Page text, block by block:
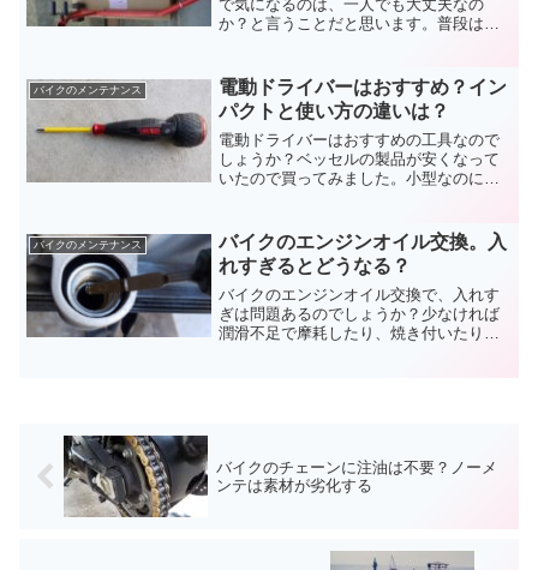
で気になるのは、一人でも大丈夫なの
か？と言うことだと思います。普段は自
心して立てられる、バイクのメンテナン
ススタンドの選び方をお伝えします。
バイクのメンテナンス
電動ドライバーはおすすめ？イン
パクトと使い方の違いは？
電動ドライバーはおすすめの工具なので
しょうか？ベッセルの製品が安くなって
いたので買ってみました。小型なのにト
いでしょう。インパクトとは違いますが
電動ドライバーはおすすめですよ。
バイクのメンテナンス
バイクのエンジンオイル交換。入
れすぎるとどうなる？
バイクのエンジンオイル交換で、入れす
ぎは問題あるのでしょうか？少なければ
潤滑不足で摩耗したり、焼き付いたりす
バイクのチェーンに注油は不要？ノーメ
ンテは素材が劣化する